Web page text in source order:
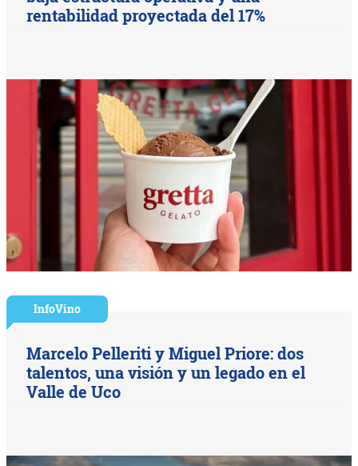
rentabilidad proyectada del 17%
InfoVino
Marcelo Pelleriti y Miguel Priore: dos
talentos, una visión y un legado en el
Valle de Uco